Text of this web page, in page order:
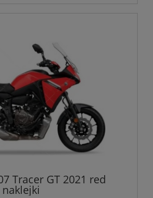
Tracer GT 2021 red
naklejki